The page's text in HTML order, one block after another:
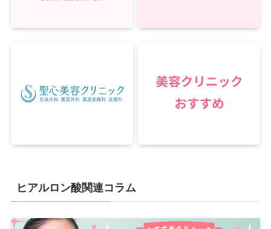
ヒアルロン酸関連コラム